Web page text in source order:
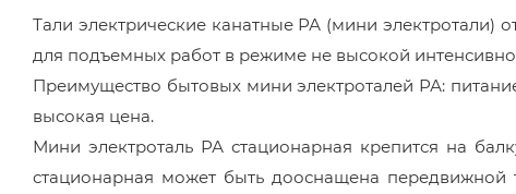
Тали электрические канатные РА (мини электротали)
для подъемных работ в режиме не высокой
Преимущество бытовых мини электроталей РА:
высокая цена.
Мини электроталь РА стационарная крепится на
стационарная может быть дооснащена передвижной